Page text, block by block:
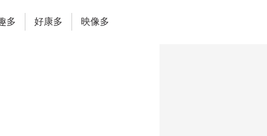
多 好康多 映像多